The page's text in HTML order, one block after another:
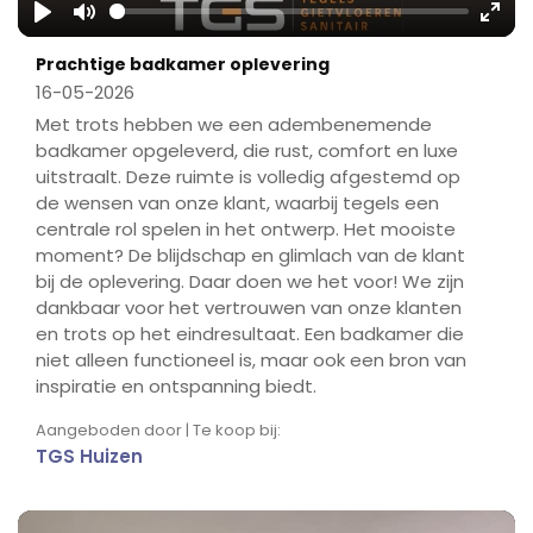
Play Mute
Prachtige badkamer oplevering
16-05-2026
Met trots hebben we een adembenemende
badkamer opgeleverd, die rust, comfort en luxe
uitstraalt. Deze ruimte is volledig afgestemd op
de wensen van onze klant, waarbij tegels een
centrale rol spelen in het ontwerp. Het mooiste
moment? De blijdschap en glimlach van de klant
bij de oplevering. Daar doen we het voor! We zijn
dankbaar voor het vertrouwen van onze klanten
en trots op het eindresultaat. Een badkamer die
niet alleen functioneel is, maar ook een bron van
inspiratie en ontspanning biedt.
Aangeboden door | Te koop bij:
TGS Huizen